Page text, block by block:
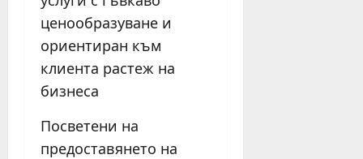
ценообразуване и
ориентиран към
клиента растеж на
бизнеса
Посветени на
предоставянето на